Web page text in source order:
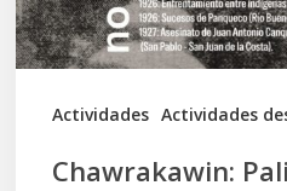
Actividades Actividades
las
tensiones
documentales
Chawrakawin: